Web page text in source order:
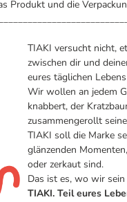
Produkt und die
TIAKI versucht nicht,
zwischen dir und
eures täglichen
Wir wollen an jedem
knabbert, der
zusammengerollt
TIAKI soll die Marke
glänzenden
oder zerkaut sind.
Das ist es, wo wir
TIAKI. Teil eures